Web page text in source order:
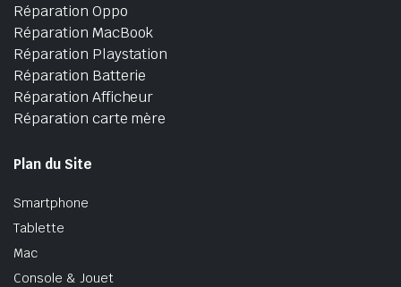
Réparation Oppo
Réparation MacBook
Réparation Playstation
Réparation Batterie
Réparation Afficheur
Réparation carte mère
Plan du Site
Smartphone
Tablette
Mac
Console & Jouet